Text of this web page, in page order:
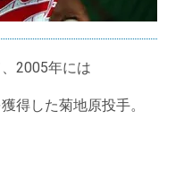
2005年には
得した菊地原投手。